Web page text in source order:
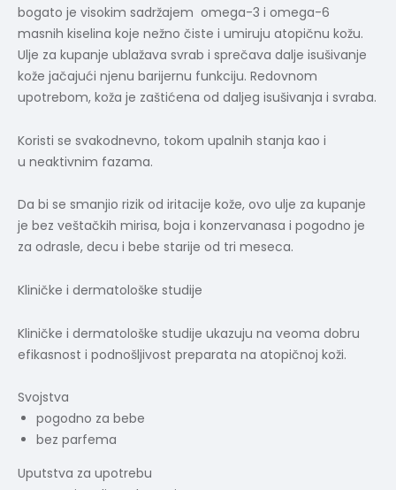
bogato je visokim sadržajem omega-3 i omega-6
masnih kiselina koje nežno čiste i umiruju atopičnu kožu.
Ulje za kupanje ublažava svrab i sprečava dalje isušivanje
kože jačajući njenu barijernu funkciju. Redovnom
upotrebom, koža je zaštićena od daljeg isušivanja i svraba.
Koristi se svakodnevno, tokom upalnih stanja kao i
u neaktivnim fazama.
Da bi se smanjio rizik od iritacije kože, ovo ulje za kupanje
je bez veštačkih mirisa, boja i konzervanasa i pogodno je
za odrasle, decu i bebe starije od tri meseca.
Kliničke i dermatološke studije
Kliničke i dermatološke studije ukazuju na veoma dobru
efikasnost i podnošljivost preparata na atopičnoj koži.
Svojstva
pogodno za bebe
bez parfema
Uputstva za upotrebu